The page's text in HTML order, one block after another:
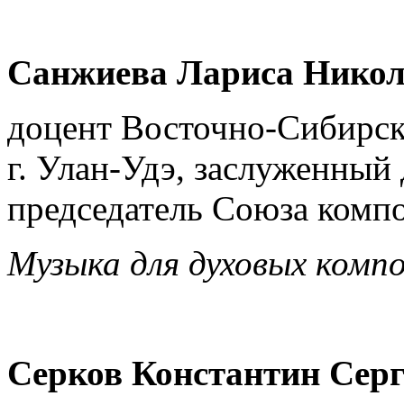
Санжиева Лариса
доцент Восточно-
г. Улан-Удэ, заслуженный
председатель Союза
Музыка для духовых
Серков Константин